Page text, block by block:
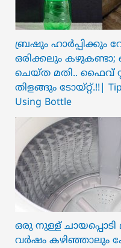
ബ്രഷും ഹാർപ്പിക്കും
ഒരിക്കലും
ചെയ്ത മതി.. ഫൈവ്
തിളങ്ങും ടോയ്റ്റ്.!!| Tip
Using Bottle
ഒരു നുള്ള് ചായപ്പൊടി
വർഷം കഴിഞ്ഞാലും